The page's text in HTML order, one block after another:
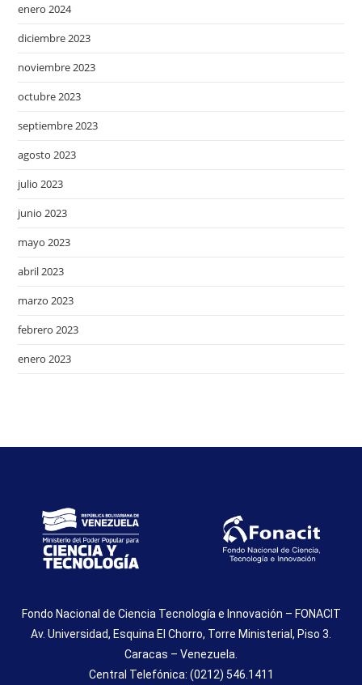
enero 2024
diciembre 2023
noviembre 2023
octubre 2023
septiembre 2023
agosto 2023
julio 2023
junio 2023
mayo 2023
abril 2023
marzo 2023
febrero 2023
enero 2023
Fondo Nacional de Ciencia Tecnología e Innovación – FONACIT
Av. Universidad, Esquina El Chorro, Torre Ministerial, Piso 3.
Caracas – Venezuela.
Central Telefónica: (0212) 546.1411